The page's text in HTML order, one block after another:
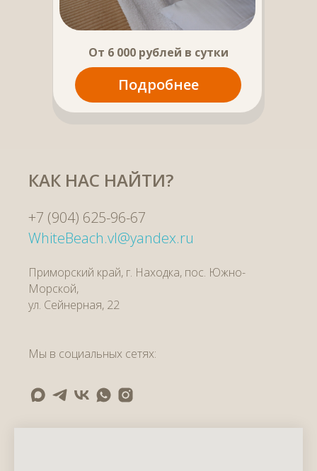
От 6 000 рублей в сутки
Подробнее
КАК НАС НАЙТИ?
+7 (904) 625-96-67
WhiteBeach.vl@yandex.ru
Приморский край, г. Находка, пос. Южно-
Морской,
ул. Сейнерная, 22
Мы в социальных сетях: